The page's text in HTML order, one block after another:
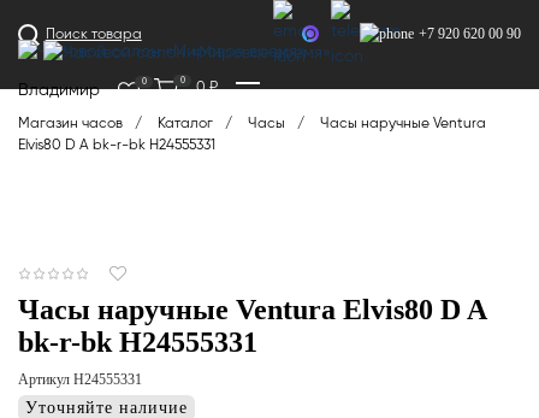
Поиск товара +7 920 620 00 90
Владимир
0 0 0 ₽
Магазин часов Каталог Часы
Часы наручные Ventura
Elvis80 D A bk-r-bk H24555331
Часы наручные Ventura Elvis80 D A
bk-r-bk H24555331
Артикул H24555331
Уточняйте наличие